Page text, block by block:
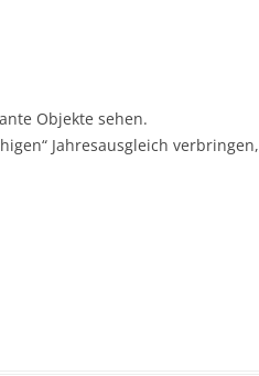
Objekte sehen.
Jahresausgleich verbringen,